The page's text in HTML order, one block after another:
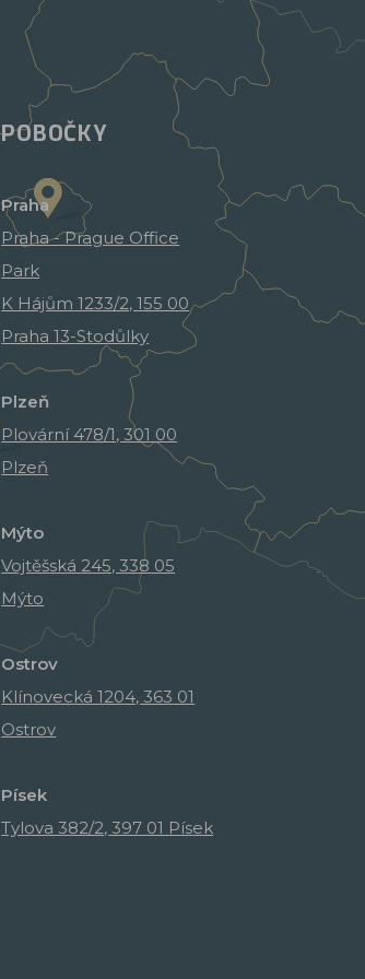
POBOČKY
Praha
Praha - Prague Office
Park
K Hájům 1233/2, 155 00
Praha 13-Stodůlky
Plzeň
Plovární 478/1, 301 00
Plzeň
Mýto
Vojtěšská 245, 338 05
Mýto
Ostrov
Klínovecká 1204, 363 01
Ostrov
Písek
Tylova 382/2, 397 01 Písek